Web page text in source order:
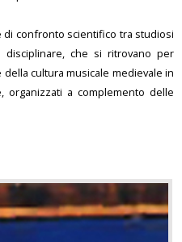
confronto scientifico tra studiosi
disciplinare, che si ritrovano per
cultura musicale medievale in
organizzati a complemento delle